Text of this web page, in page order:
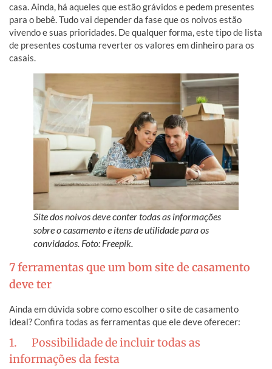
casa. Ainda, há aqueles que estão grávidos e pedem presentes
para o bebê. Tudo vai depender da fase que os noivos estão
vivendo e suas prioridades. De qualquer forma, este tipo de lista
de presentes costuma reverter os valores em dinheiro para os
casais.
Site dos noivos deve conter todas as informações
sobre o casamento e itens de utilidade para os
convidados. Foto: Freepik.
7 ferramentas que um bom site de casamento
deve ter
Ainda em dúvida sobre como escolher o site de casamento
ideal? Confira todas as ferramentas que ele deve oferecer:
1. Possibilidade de incluir todas as
informações da festa